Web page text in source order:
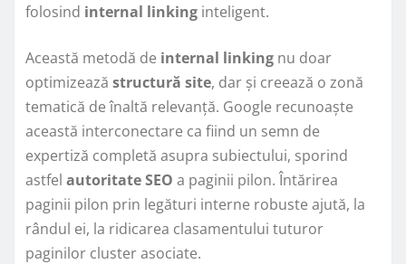
folosind internal linking inteligent.
Această metodă de internal linking nu doar
optimizează structură site, dar și creează o zonă
tematică de înaltă relevanță. Google recunoaște
această interconectare ca fiind un semn de
expertiză completă asupra subiectului, sporind
astfel autoritate SEO a paginii pilon. Întărirea
paginii pilon prin legături interne robuste ajută, la
rândul ei, la ridicarea clasamentului tuturor
paginilor cluster asociate.